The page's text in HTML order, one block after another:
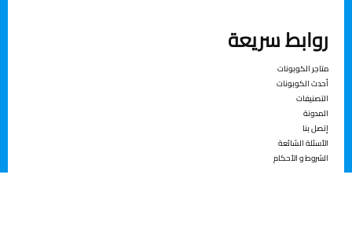
روابط سريعة
متاجر الكوبونات
أحدث الكوبونات
التصنيفات
المدونة
إتصل بنا
الأسئلة الشائعة
الشروط و الأحكام